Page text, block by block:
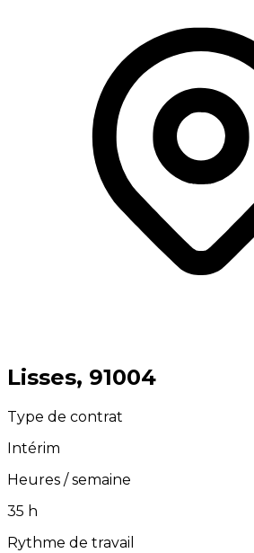
⁨Lisses⁩, ⁨91004⁩
Type de contrat
Intérim
Heures / semaine
⁨35⁩ h
Rythme de travail